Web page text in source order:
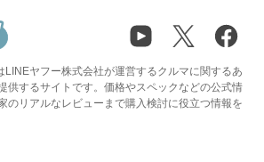
ヤフー株式会社が運営するクルマに関するあ
供するサイトです。価格やスペックなどの公式情
のリアルなレビューまで購入検討に役立つ情報を